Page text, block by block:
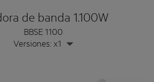
de banda 1.100W
BBSE 1100
Versiones: x1